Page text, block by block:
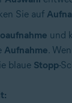
Sie auf
und
Aufnahme.
blaue Stopp-